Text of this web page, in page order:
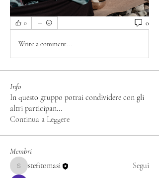
0 0
Write a comment...
Info
In questo gruppo potrai condividere con gli
altri participan...
Continua a Leggere
Membri
stefitomasi
stefitomasi
Segui